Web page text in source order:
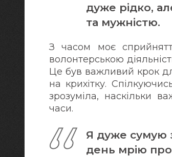
дуже рідко,
та мужністю.
З часом моє
волонтерською
Це був важливий крок
на крихітку.
зрозуміла, наскільки
часи.
Я дуже сумую
день мрію про